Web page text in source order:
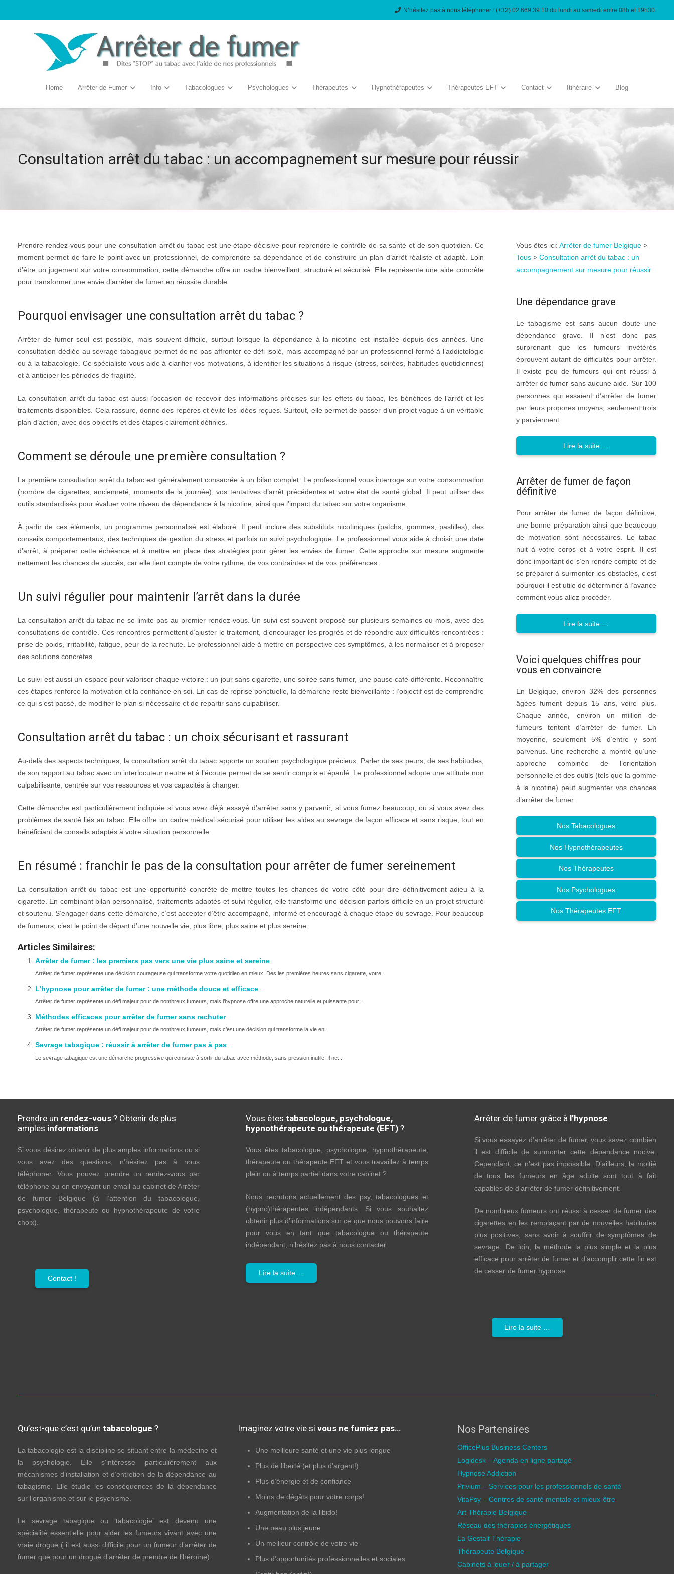
N’hésitez pas à nous téléphoner : (+32) 02 669 39 10 du lundi au samedi entre 08h et 19h30.
Home Arrêter de Fumer Info Tabacologues Psychologues Thérapeutes Hypnothérapeutes Thérapeutes EFT Contact Itinéraire Blog
Consultation arrêt du tabac : un accompagnement sur mesure pour réussir
Prendre rendez-vous pour une consultation arrêt du tabac est une étape décisive pour reprendre le contrôle de sa santé et de son quotidien. Ce
moment permet de faire le point avec un professionnel, de comprendre sa dépendance et de construire un plan d’arrêt réaliste et adapté. Loin
d’être un jugement sur votre consommation, cette démarche offre un cadre bienveillant, structuré et sécurisé. Elle représente une aide concrète
pour transformer une envie d’arrêter de fumer en réussite durable.
Pourquoi envisager une consultation arrêt du tabac ?
Arrêter de fumer seul est possible, mais souvent difficile, surtout lorsque la dépendance à la nicotine est installée depuis des années. Une
consultation dédiée au sevrage tabagique permet de ne pas affronter ce défi isolé, mais accompagné par un professionnel formé à l’addictologie
ou à la tabacologie. Ce spécialiste vous aide à clarifier vos motivations, à identifier les situations à risque (stress, soirées, habitudes quotidiennes)
et à anticiper les périodes de fragilité.
La consultation arrêt du tabac est aussi l’occasion de recevoir des informations précises sur les effets du tabac, les bénéfices de l’arrêt et les
traitements disponibles. Cela rassure, donne des repères et évite les idées reçues. Surtout, elle permet de passer d’un projet vague à un véritable
plan d’action, avec des objectifs et des étapes clairement définies.
Comment se déroule une première consultation ?
La première consultation arrêt du tabac est généralement consacrée à un bilan complet. Le professionnel vous interroge sur votre consommation
(nombre de cigarettes, ancienneté, moments de la journée), vos tentatives d’arrêt précédentes et votre état de santé global. Il peut utiliser des
outils standardisés pour évaluer votre niveau de dépendance à la nicotine, ainsi que l’impact du tabac sur votre organisme.
À partir de ces éléments, un programme personnalisé est élaboré. Il peut inclure des substituts nicotiniques (patchs, gommes, pastilles), des
conseils comportementaux, des techniques de gestion du stress et parfois un suivi psychologique. Le professionnel vous aide à choisir une date
d’arrêt, à préparer cette échéance et à mettre en place des stratégies pour gérer les envies de fumer. Cette approche sur mesure augmente
nettement les chances de succès, car elle tient compte de votre rythme, de vos contraintes et de vos préférences.
Un suivi régulier pour maintenir l’arrêt dans la durée
La consultation arrêt du tabac ne se limite pas au premier rendez-vous. Un suivi est souvent proposé sur plusieurs semaines ou mois, avec des
consultations de contrôle. Ces rencontres permettent d’ajuster le traitement, d’encourager les progrès et de répondre aux difficultés rencontrées :
prise de poids, irritabilité, fatigue, peur de la rechute. Le professionnel aide à mettre en perspective ces symptômes, à les normaliser et à proposer
des solutions concrètes.
Le suivi est aussi un espace pour valoriser chaque victoire : un jour sans cigarette, une soirée sans fumer, une pause café différente. Reconnaître
ces étapes renforce la motivation et la confiance en soi. En cas de reprise ponctuelle, la démarche reste bienveillante : l’objectif est de comprendre
ce qui s’est passé, de modifier le plan si nécessaire et de repartir sans culpabiliser.
Consultation arrêt du tabac : un choix sécurisant et rassurant
Au-delà des aspects techniques, la consultation arrêt du tabac apporte un soutien psychologique précieux. Parler de ses peurs, de ses habitudes,
de son rapport au tabac avec un interlocuteur neutre et à l’écoute permet de se sentir compris et épaulé. Le professionnel adopte une attitude non
culpabilisante, centrée sur vos ressources et vos capacités à changer.
Cette démarche est particulièrement indiquée si vous avez déjà essayé d’arrêter sans y parvenir, si vous fumez beaucoup, ou si vous avez des
problèmes de santé liés au tabac. Elle offre un cadre médical sécurisé pour utiliser les aides au sevrage de façon efficace et sans risque, tout en
bénéficiant de conseils adaptés à votre situation personnelle.
En résumé : franchir le pas de la consultation pour arrêter de fumer sereinement
La consultation arrêt du tabac est une opportunité concrète de mettre toutes les chances de votre côté pour dire définitivement adieu à la
cigarette. En combinant bilan personnalisé, traitements adaptés et suivi régulier, elle transforme une décision parfois difficile en un projet structuré
et soutenu. S’engager dans cette démarche, c’est accepter d’être accompagné, informé et encouragé à chaque étape du sevrage. Pour beaucoup
de fumeurs, c’est le point de départ d’une nouvelle vie, plus libre, plus saine et plus sereine.
Articles Similaires:
Arrêter de fumer : les premiers pas vers une vie plus saine et sereine
Arrêter de fumer représente une décision courageuse qui transforme votre quotidien en mieux. Dès les premières heures sans cigarette, votre...
L’hypnose pour arrêter de fumer : une méthode douce et efficace
Arrêter de fumer représente un défi majeur pour de nombreux fumeurs, mais l’hypnose offre une approche naturelle et puissante pour...
Méthodes efficaces pour arrêter de fumer sans rechuter
Arrêter de fumer représente un défi majeur pour de nombreux fumeurs, mais c’est une décision qui transforme la vie en...
Sevrage tabagique : réussir à arrêter de fumer pas à pas
Le sevrage tabagique est une démarche progressive qui consiste à sortir du tabac avec méthode, sans pression inutile. Il ne...
Vous êtes ici: Arrêter de fumer Belgique>
Tous> Consultation arrêt du tabac : un
accompagnement sur mesure pour réussir
Une dépendance grave
Le tabagisme est sans aucun doute une
dépendance grave. Il n’est donc pas
surprenant que les fumeurs invétérés
éprouvent autant de difficultés pour arrêter.
Il existe peu de fumeurs qui ont réussi à
arrêter de fumer sans aucune aide. Sur 100
personnes qui essaient d’arrêter de fumer
par leurs propores moyens, seulement trois
y parviennent.
Lire la suite …
Arrêter de fumer de façon
définitive
Pour arrêter de fumer de façon définitive,
une bonne préparation ainsi que beaucoup
de motivation sont nécessaires. Le tabac
nuit à votre corps et à votre esprit. Il est
donc important de s’en rendre compte et de
se préparer à surmonter les obstacles, c’est
pourquoi il est utile de déterminer à l’avance
comment vous allez procéder.
Lire la suite …
Voici quelques chiffres pour
vous en convaincre
En Belgique, environ 32% des personnes
âgées fument depuis 15 ans, voire plus.
Chaque année, environ un million de
fumeurs tentent d’arrêter de fumer. En
moyenne, seulement 5% d’entre y sont
parvenus. Une recherche a montré qu’une
approche combinée de l’orientation
personnelle et des outils (tels que la gomme
à la nicotine) peut augmenter vos chances
d’arrêter de fumer.
Nos Tabacologues
Nos Hypnothérapeutes
Nos Thérapeutes
Nos Psychologues
Nos Thérapeutes EFT
Prendre un rendez-vous ? Obtenir de plus
amples informations
Si vous désirez obtenir de plus amples informations ou si
vous avez des questions, n’hésitez pas à nous
téléphoner. Vous pouvez prendre un rendez-vous par
téléphone ou en envoyant un email au cabinet de Arrêter
de fumer Belgique (à l’attention du tabacologue,
psychologue, thérapeute ou hypnothérapeute de votre
choix).
Contact !
Vous êtestabacologue, psychologue,
hypnothérapeute ou thérapeute (EFT) ?
Vous êtes tabacologue, psychologue, hypnothérapeute,
thérapeute ou thérapeute EFT et vous travaillez à temps
plein ou à temps partiel dans votre cabinet ?
Nous recrutons actuellement des psy, tabacologues et
(hypno)thérapeutes indépendants. Si vous souhaitez
obtenir plus d’informations sur ce que nous pouvons faire
pour vous en tant que tabacologue ou thérapeute
indépendant, n’hésitez pas à nous contacter.
Lire la suite …
Arrêter de fumer grâce à l’hypnose
Si vous essayez d’arrêter de fumer, vous savez combien
il est difficile de surmonter cette dépendance nocive.
Cependant, ce n’est pas impossible. D’ailleurs, la moitié
de tous les fumeurs en âge adulte sont tout à fait
capables de d’arrêter de fumer définitivement.
De nombreux fumeurs ont réussi à cesser de fumer des
cigarettes en les remplaçant par de nouvelles habitudes
plus positives, sans avoir à souffrir de symptômes de
sevrage. De loin, la méthode la plus simple et la plus
efficace pour arrêter de fumer et d’accomplir cette fin est
de cesser de fumer hypnose.
Lire la suite …
Qu’est-que c’est qu’un tabacologue ?
La tabacologie est la discipline se situant entre la médecine et
la psychologie. Elle s’intéresse particulièrement aux
mécanismes d’installation et d’entretien de la dépendance au
tabagisme. Elle étudie les conséquences de la dépendance
sur l’organisme et sur le psychisme.
Le sevrage tabagique ou ‘tabacologie’ est devenu une
spécialité essentielle pour aider les fumeurs vivant avec une
vraie drogue ( il est aussi difficile pour un fumeur d’arrêter de
fumer que pour un drogué d’arrêter de prendre de l’héroïne).
Imaginez votre vie si vous ne fumiez pas…
Une meilleure santé et une vie plus longue
Plus de liberté (et plus d’argent!)
Plus d’énergie et de confiance
Moins de dégâts pour votre corps!
Augmentation de la libido!
Une peau plus jeune
Un meilleur contrôle de votre vie
Plus d’opportunités professionnelles et sociales
Nos Partenaires
OfficePlus Business Centers
Logidesk – Agenda en ligne partagé
Hypnose Addiction
Privium – Services pour les professionnels de santé
VitaPsy – Centres de santé mentale et mieux-être
Art Thérapie Belgique
Réseau des thérapies énergétiques
La Gestalt Thérapie
Thérapeute Belgique
Cabinets à louer / à partager